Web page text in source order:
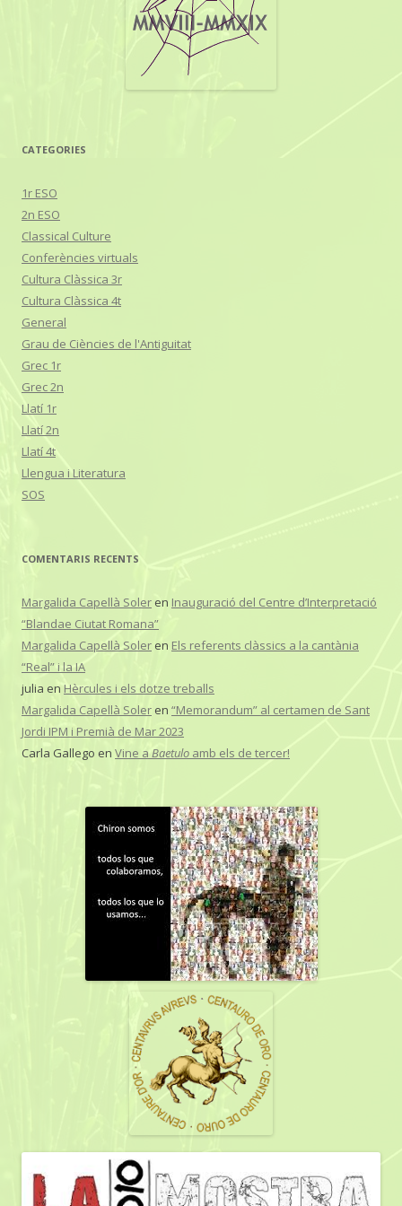
CATEGORIES
1r ESO
2n ESO
Classical Culture
Conferències virtuals
Cultura Clàssica 3r
Cultura Clàssica 4t
General
Grau de Ciències de l'Antiguitat
Grec 1r
Grec 2n
Llatí 1r
Llatí 2n
Llatí 4t
Llengua i Literatura
SOS
COMENTARIS RECENTS
Margalida Capellà Soler en Inauguració del Centre d’Interpretació
“Blandae Ciutat Romana”
Margalida Capellà Soleren Els referents clàssics a la cantània
“Real” i la IA
julia en Hèrcules i els dotze treballs
Margalida Capellà Soler en “Memorandum” al certamen de Sant
Jordi IPM i Premià de Mar 2023
Carla Gallego en Vine a Baetulo amb els de tercer!